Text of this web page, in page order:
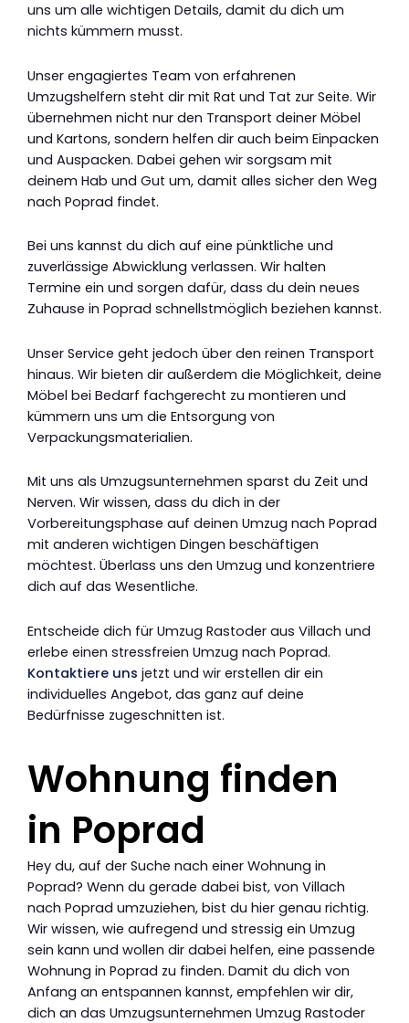
uns um alle wichtigen Details, damit du dich um
nichts kümmern musst.
Unser engagiertes Team von erfahrenen
Umzugshelfern steht dir mit Rat und Tat zur Seite. Wir
übernehmen nicht nur den Transport deiner Möbel
und Kartons, sondern helfen dir auch beim Einpacken
und Auspacken. Dabei gehen wir sorgsam mit
deinem Hab und Gut um, damit alles sicher den Weg
nach Poprad findet.
Bei uns kannst du dich auf eine pünktliche und
zuverlässige Abwicklung verlassen. Wir halten
Termine ein und sorgen dafür, dass du dein neues
Zuhause in Poprad schnellstmöglich beziehen kannst.
Unser Service geht jedoch über den reinen Transport
hinaus. Wir bieten dir außerdem die Möglichkeit, deine
Möbel bei Bedarf fachgerecht zu montieren und
kümmern uns um die Entsorgung von
Verpackungsmaterialien.
Mit uns als Umzugsunternehmen sparst du Zeit und
Nerven. Wir wissen, dass du dich in der
Vorbereitungsphase auf deinen Umzug nach Poprad
mit anderen wichtigen Dingen beschäftigen
möchtest. Überlass uns den Umzug und konzentriere
dich auf das Wesentliche.
Entscheide dich für Umzug Rastoder aus Villach und
erlebe einen stressfreien Umzug nach Poprad.
Kontaktiere uns jetzt und wir erstellen dir ein
individuelles Angebot, das ganz auf deine
Bedürfnisse zugeschnitten ist.
Wohnung finden
in Poprad
Hey du, auf der Suche nach einer Wohnung in
Poprad? Wenn du gerade dabei bist, von Villach
nach Poprad umzuziehen, bist du hier genau richtig.
Wir wissen, wie aufregend und stressig ein Umzug
sein kann und wollen dir dabei helfen, eine passende
Wohnung in Poprad zu finden. Damit du dich von
Anfang an entspannen kannst, empfehlen wir dir,
dich an das Umzugsunternehmen Umzug Rastoder